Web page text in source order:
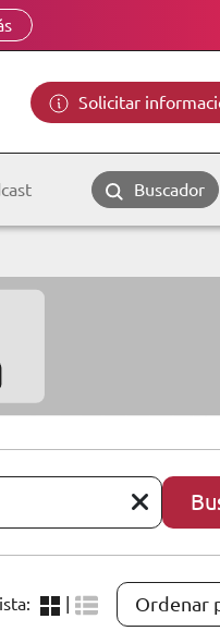
Solicitar
Buscador
Ordenar